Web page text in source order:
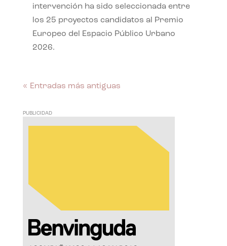
intervención ha sido seleccionada entre
los 25 proyectos candidatos al Premio
Europeo del Espacio Público Urbano
2026.
« Entradas más antiguas
PUBLICIDAD